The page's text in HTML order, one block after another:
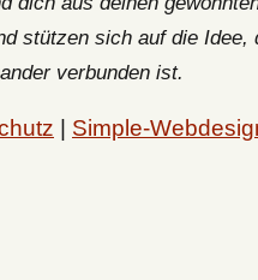
stützen sich auf die Idee,
verbunden ist.
| Simple-